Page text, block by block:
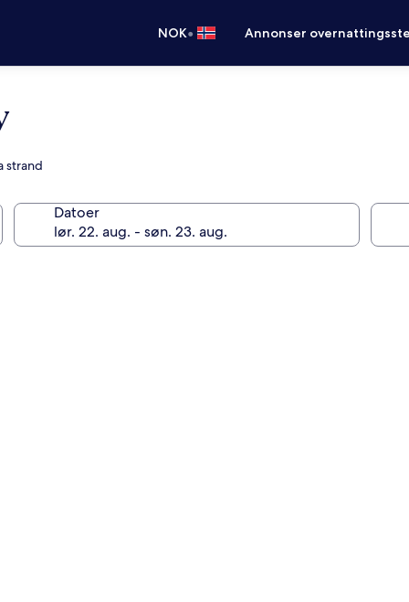
NOK• Annonser
strand
Datoer